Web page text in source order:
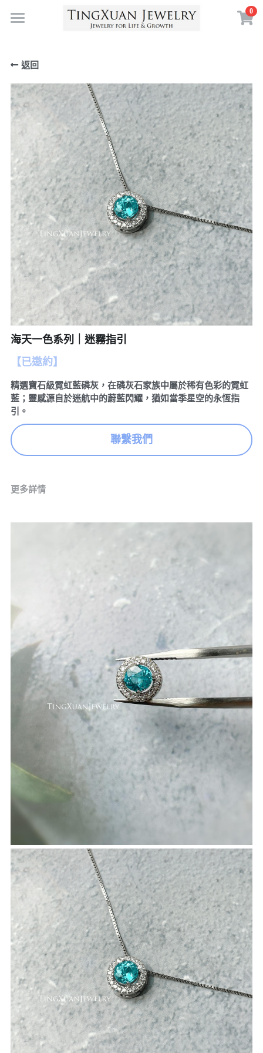
0
珠寶訂製
送給自己
送給愛的人
送給重要的人
送給現在的自己
為人生的某個決定
生日／人生里程碑
定製案例
訂製預約
珠寶收藏
寶石故事
空中花園
珠寶策展
擁抱自然
符號力量
珠寶創作
珠寶知識
珠寶保養
靈感採集
珠寶鑑賞
鑑賞課程
認識 TXJ
關於 TXJ
常見問答
生命珠寶
搜索
繁體中文
繁體中文
English
珠寶藝廊
返回
海天一色系列｜迷霧指引
【已邀約】
精選寶石級霓虹藍磷灰，在磷灰石家族中屬於稀有色彩的霓虹
藍；靈感源自於迷航中的蔚藍閃耀，猶如當季星空的永恆指
引。
聯繫我們
更多詳情
×
商品分類
寶石體驗
×
部落格分類
自然
最新消息
珠寶創作
珠寶投資